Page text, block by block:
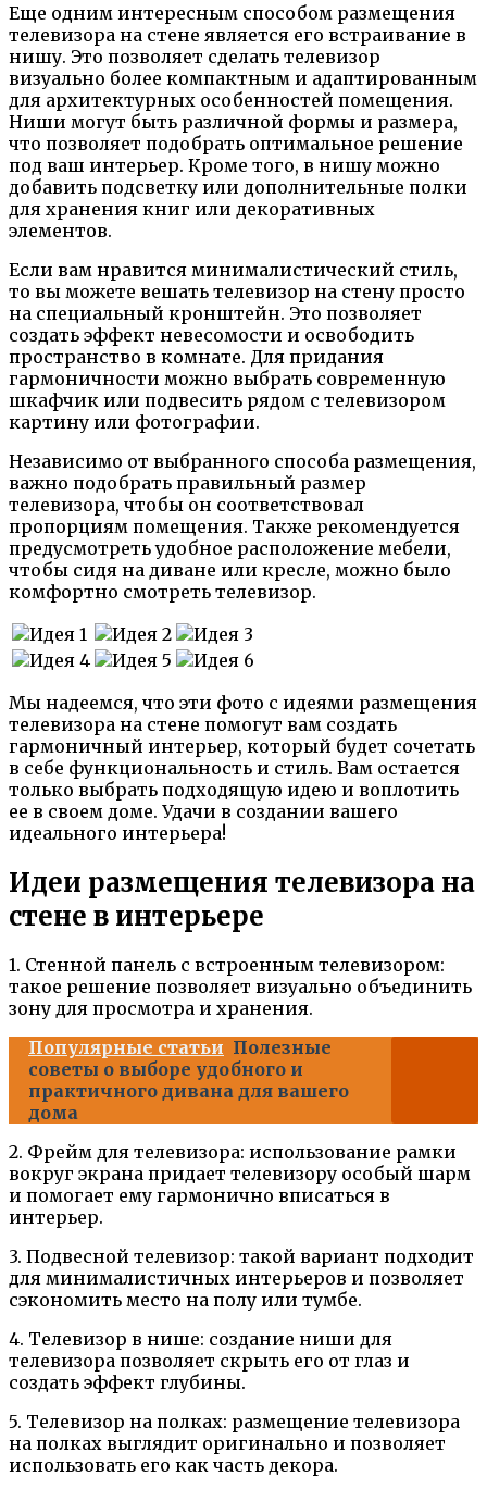
Еще одним интересным способом размещения
телевизора на стене является его встраивание в
нишу. Это позволяет сделать телевизор
визуально более компактным и адаптированным
для архитектурных особенностей помещения.
Ниши могут быть различной формы и размера,
что позволяет подобрать оптимальное решение
под ваш интерьер. Кроме того, в нишу можно
добавить подсветку или дополнительные полки
для хранения книг или декоративных
элементов.
Если вам нравится минималистический стиль,
то вы можете вешать телевизор на стену просто
на специальный кронштейн. Это позволяет
создать эффект невесомости и освободить
пространство в комнате. Для придания
гармоничности можно выбрать современную
шкафчик или подвесить рядом с телевизором
картину или фотографии.
Независимо от выбранного способа размещения,
важно подобрать правильный размер
телевизора, чтобы он соответствовал
пропорциям помещения. Также рекомендуется
предусмотреть удобное расположение мебели,
чтобы сидя на диване или кресле, можно было
комфортно смотреть телевизор.
Мы надеемся, что эти фото с идеями размещения
телевизора на стене помогут вам создать
гармоничный интерьер, который будет сочетать
в себе функциональность и стиль. Вам остается
только выбрать подходящую идею и воплотить
ее в своем доме. Удачи в создании вашего
идеального интерьера!
Идеи размещения телевизора на
стене в интерьере
1. Стенной панель с встроенным телевизором:
такое решение позволяет визуально объединить
зону для просмотра и хранения.
Популярные статьи Полезные
советы о выборе удобного и
практичного дивана для вашего
дома
2. Фрейм для телевизора: использование рамки
вокруг экрана придает телевизору особый шарм
и помогает ему гармонично вписаться в
интерьер.
3. Подвесной телевизор: такой вариант подходит
для минималистичных интерьеров и позволяет
сэкономить место на полу или тумбе.
4. Телевизор в нише: создание ниши для
телевизора позволяет скрыть его от глаз и
создать эффект глубины.
5. Телевизор на полках: размещение телевизора
на полках выглядит оригинально и позволяет
использовать его как часть декора.